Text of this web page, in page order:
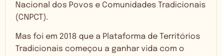
Nacional dos Povos e Comunidades Tradicionais
(CNPCT).
Mas foi em 2018 que a Plataforma de Territórios
Tradicionais começou a ganhar vida com o